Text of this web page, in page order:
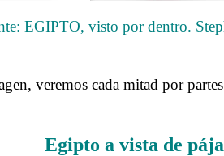
EGIPTO, visto por dentro.
veremos cada mitad por
Egipto a vista de